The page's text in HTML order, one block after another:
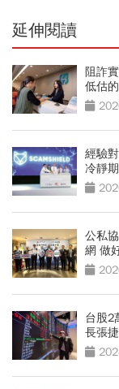
延伸閱讀
阻詐
低估
經驗
冷靜
公私
網 做
台股2
長張